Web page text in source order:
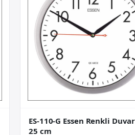
ES-110-G Essen Renkli
25 cm